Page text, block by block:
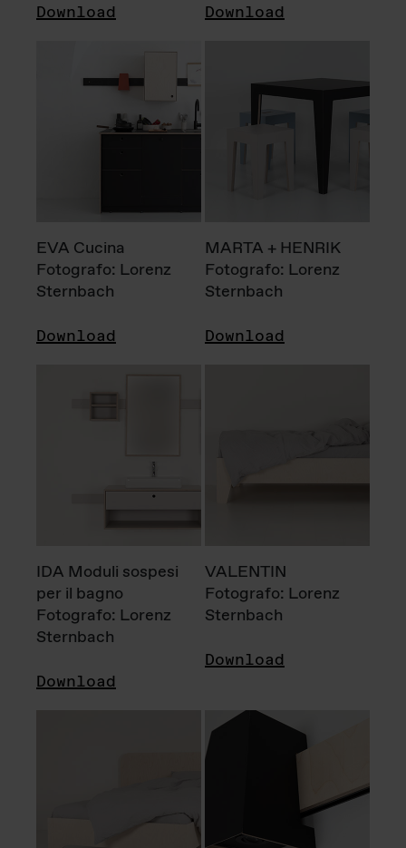
Download Download
EVA Cucina
Fotografo: Lorenz
Sternbach
Download
MARTA + HENRIK
Fotografo: Lorenz
Sternbach
Download
IDA Moduli sospesi
per il bagno
Fotografo: Lorenz
Sternbach
Download
VALENTIN
Fotografo: Lorenz
Sternbach
Download